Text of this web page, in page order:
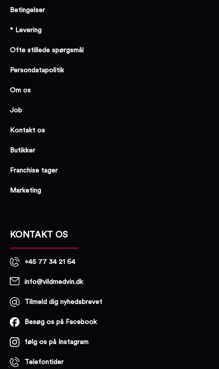
Betingelser
* Levering
Ofte stillede spørgsmål
Persondatapolitik
Om os
Job
Kontakt os
Butikker
Franchise tager
Marketing
KONTAKT OS
+45 77 34 21 64
info@vildmedvin.dk
Tilmeld dig nyhedsbrevet
Besøg os på Facebook
følg os på Instagram
Telefontider